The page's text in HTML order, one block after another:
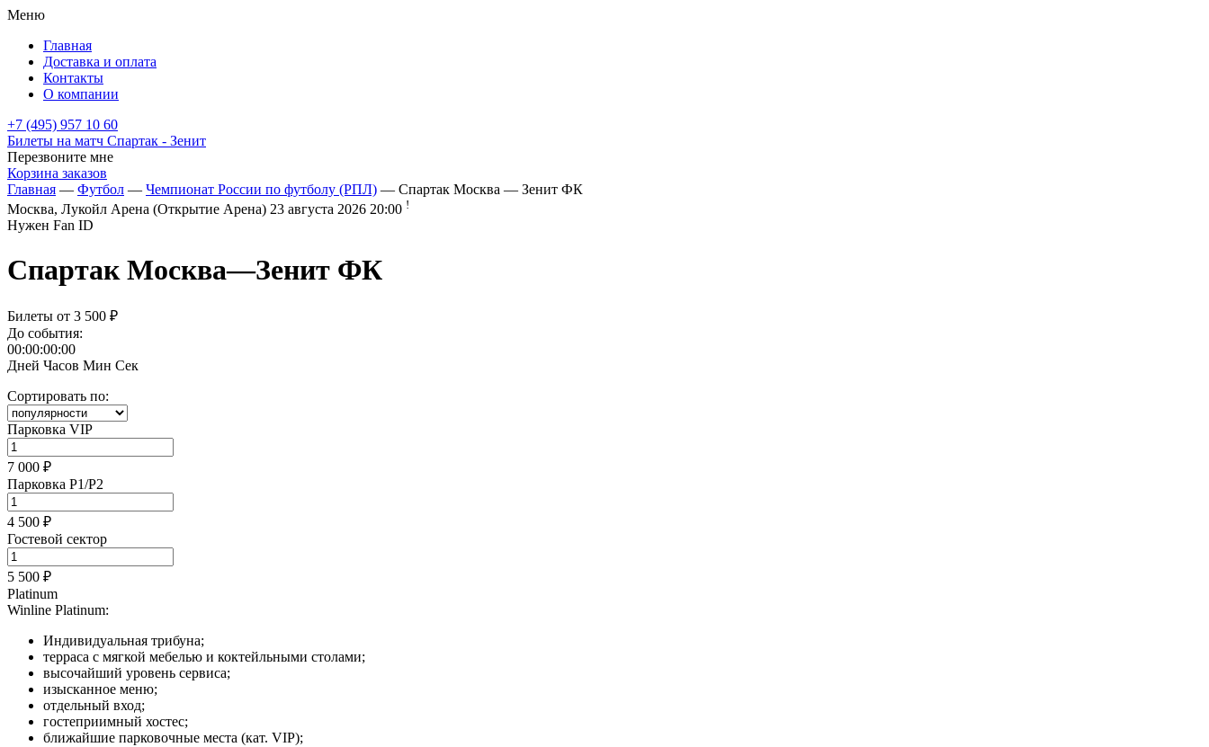
Меню
Главная
Доставка и оплата
Контакты
О компании
+7 (495) 957 10 60
Билеты на матч Спартак - Зенит
Перезвоните мне
Корзина заказов
Главная — Футбол — Чемпионат России по футболу (РПЛ) — Спартак Москва — Зенит ФК
Москва, Лукойл Арена (Открытие Арена) 23 августа 2026 20:00 !
Нужен Fan ID
Спартак Москва—Зенит ФК
Билеты от 3 500 ₽
До события:
00:00:00:00
Дней Часов Мин Сек
Сортировать по:
Парковка VIP
7 000 ₽
Парковка P1/P2
4 500 ₽
Гостевой сектор
5 500 ₽
Platinum
Winline Platinum:
Индивидуальная трибуна;
терраса с мягкой мебелью и коктейльными столами;
высочайший уровень сервиса;
изысканное меню;
отдельный вход;
гостеприимный хостес;
ближайшие парковочные места (кат. VIP);